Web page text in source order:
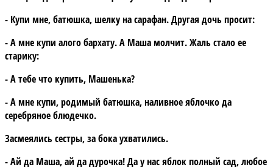
- Купи мне, батюшка, шелку на сарафан. Другая дочь просит:
- А мне купи алого бархату. А Маша молчит. Жаль стало ее
старику:
- А тебе что купить, Машенька?
- А мне купи, родимый батюшка, наливное яблочко да
серебряное блюдечко.
Засмеялись сестры, за бока ухватились.
- Ай да Маша, ай да дурочка! Да у нас яблок полный сад, любое